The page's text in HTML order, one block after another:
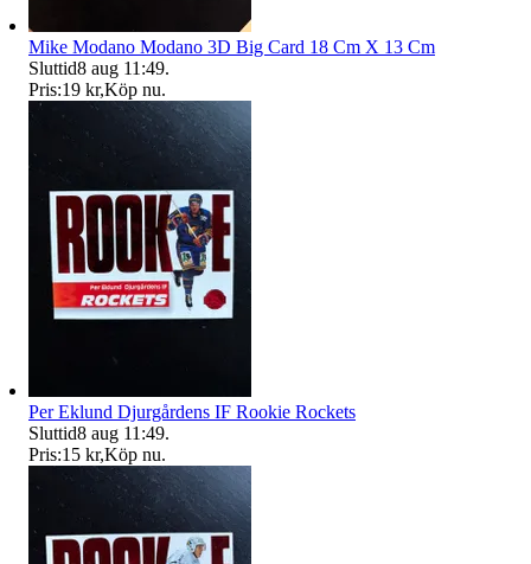
Mike Modano Modano 3D Big Card 18 Cm X 13 Cm
Sluttid8 aug 11:49.
Pris:19 kr,Köp nu.
Per Eklund Djurgårdens IF Rookie Rockets
Sluttid8 aug 11:49.
Pris:15 kr,Köp nu.